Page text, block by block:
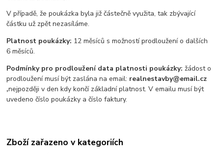
V případě, že poukázka byla již částečně využita, tak zbývající
částku už zpět nezasíláme.
Platnost poukázky: 12 měsíců s možností prodloužení o dalších
6 měsíců.
Podmínky pro prodloužení data platnosti poukázky: žádost o
prodloužení musí být zaslána na email: realnestavby@email.cz
,nejpozději v den kdy končí základní platnost. V emailu musí být
uvedeno číslo poukázky a číslo faktury.
Zboží zařazeno v kategoriích